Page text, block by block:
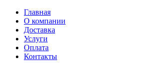
Главная
О компании
Доставка
Услуги
Оплата
Контакты